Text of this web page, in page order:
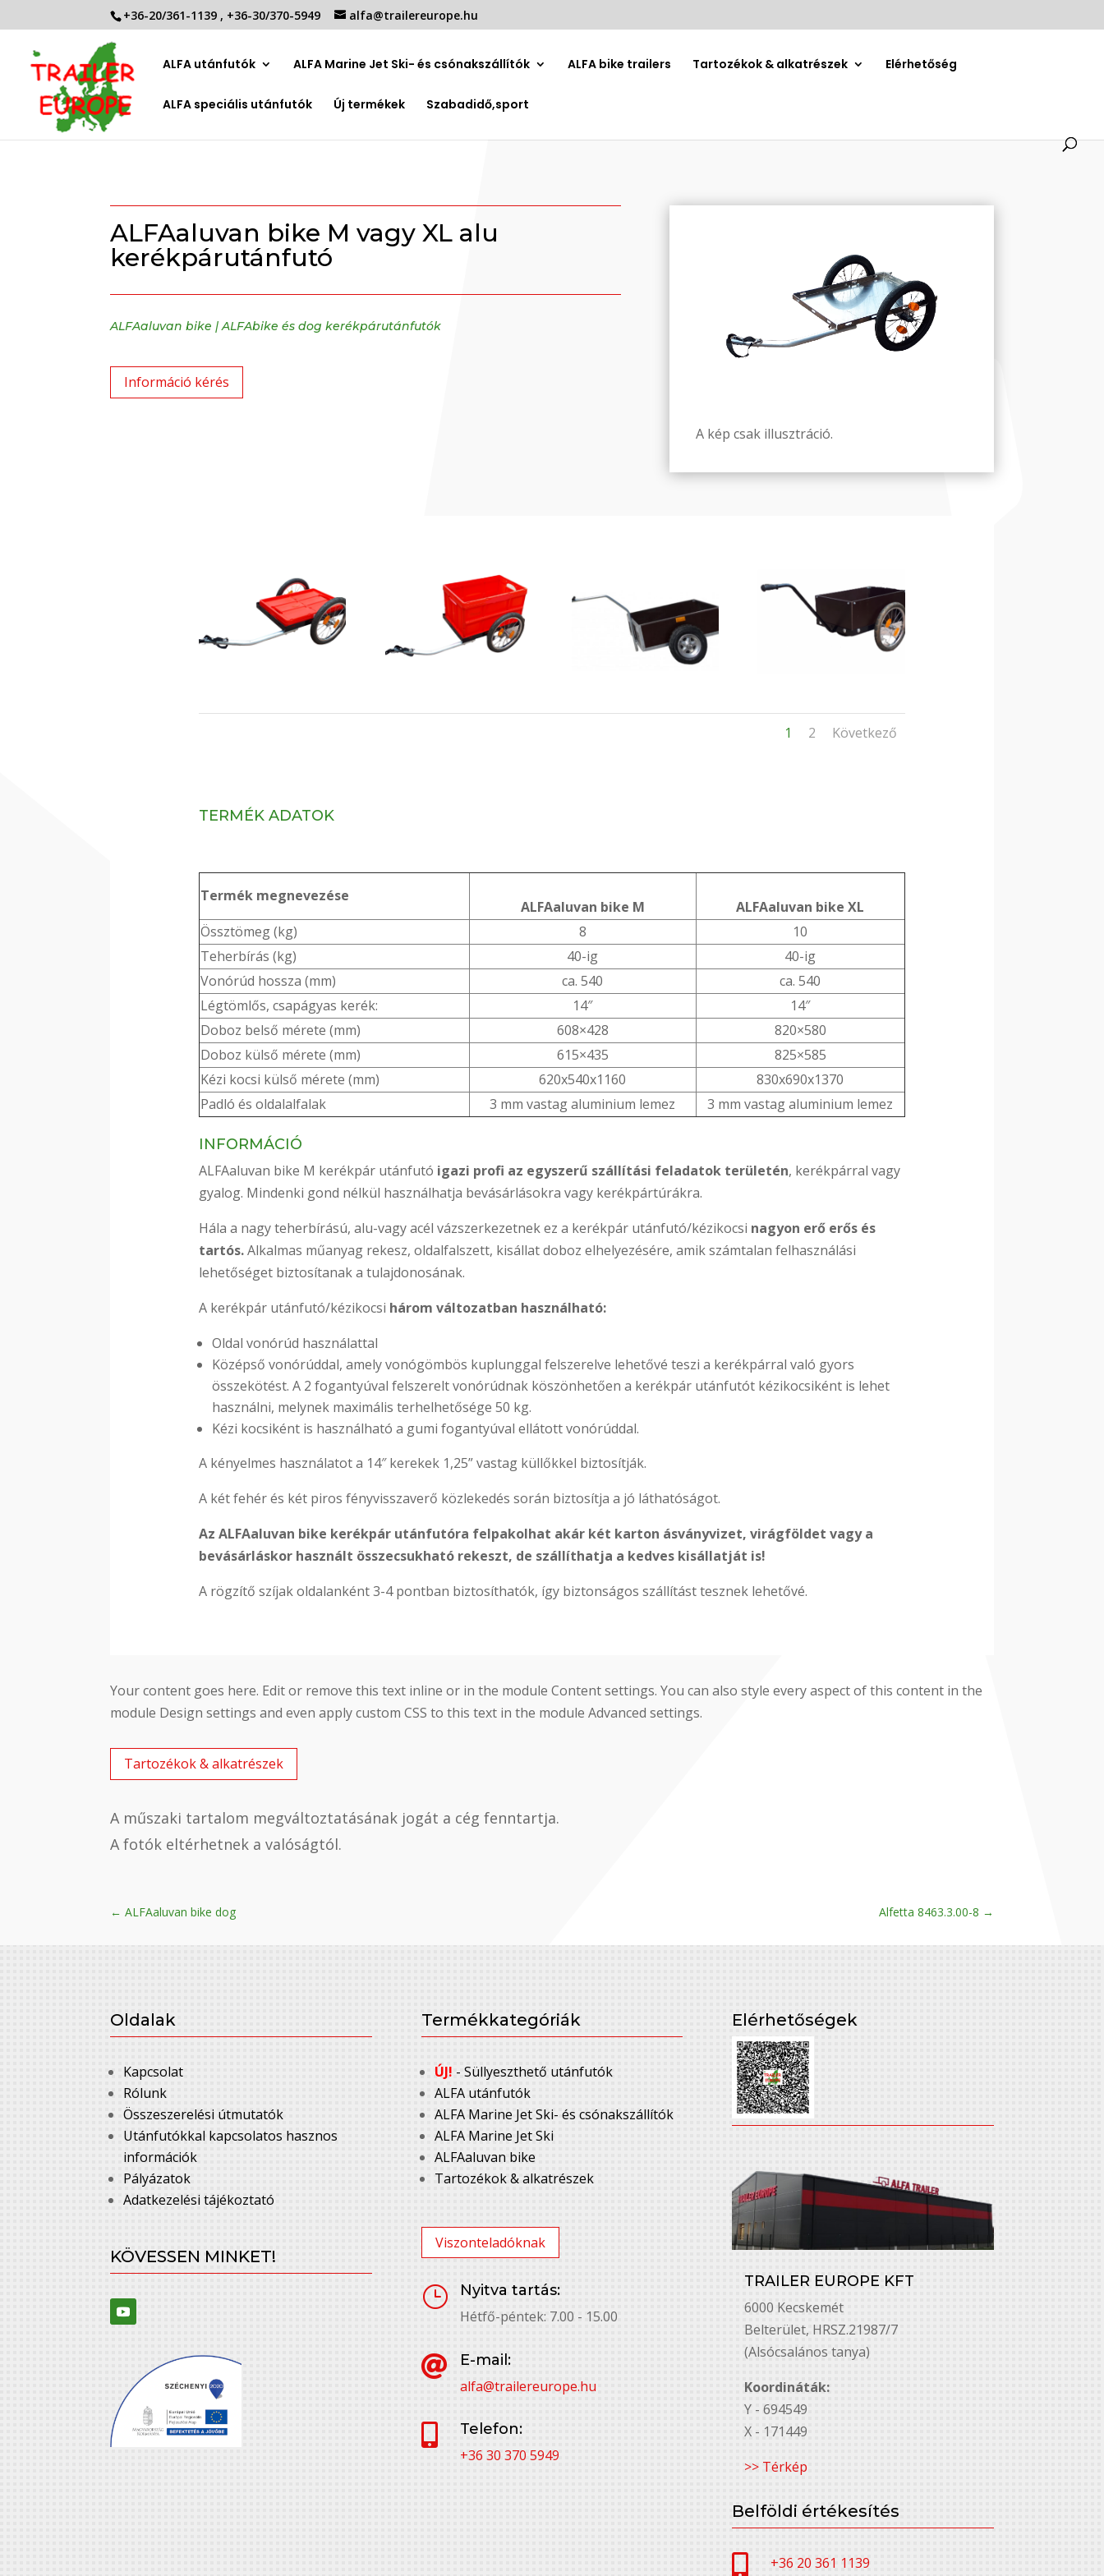
+36-20/361-1139 , +36-30/370-5949 alfa@trailereurope.hu
ALFA utánfutók ALFA Marine Jet Ski- és csónakszállítók ALFA bike trailers Tartozékok & alkatrészek Elérhetőség
ALFA speciális utánfutók Új termékek Szabadidő,sport
ALFAaluvan bike M vagy XL alu
kerékpárutánfutó
ALFAaluvan bike |ALFAbike és dog kerékpárutánfutók
Információ kérés
A kép csak illusztráció.
1 2 Következő
TERMÉK ADATOK
Termék megnevezése
ALFAaluvan bike M
ALFAaluvan bike XL
Össztömeg (kg)
8
10
Teherbírás (kg)
40-ig
40-ig
Vonórúd hossza (mm)
ca. 540
ca. 540
Légtömlős, csapágyas kerék:
14″
14″
Doboz belső mérete (mm)
608×428
820×580
Doboz külső mérete (mm)
615×435
825×585
Kézi kocsi külső mérete (mm)
620x540x1160
830x690x1370
Padló és oldalalfalak
3 mm vastag aluminium lemez 3 mm vastag aluminium lemez
INFORMÁCIÓ
ALFAaluvan bike M kerékpár utánfutó igazi profi az egyszerű szállítási feladatok területén, kerékpárral vagy
gyalog. Mindenki gond nélkül használhatja bevásárlásokra vagy kerékpártúrákra.
Hála a nagy teherbírású, alu-vagy acél vázszerkezetnek ez a kerékpár utánfutó/kézikocsi nagyon erő erős és
tartós.Alkalmas műanyag rekesz, oldalfalszett, kisállat doboz elhelyezésére, amik számtalan felhasználási
lehetőséget biztosítanak a tulajdonosának.
A kerékpár utánfutó/kézikocsi három változatban használható:
Oldal vonórúd használattal
Középső vonórúddal, amely vonógömbös kuplunggal felszerelve lehetővé teszi a kerékpárral való gyors
összekötést. A 2 fogantyúval felszerelt vonórúdnak köszönhetően a kerékpár utánfutót kézikocsiként is lehet
használni, melynek maximális terhelhetősége 50 kg.
Kézi kocsiként is használható a gumi fogantyúval ellátott vonórúddal.
A kényelmes használatot a 14″ kerekek 1,25” vastag küllőkkel biztosítják.
A két fehér és két piros fényvisszaverő közlekedés során biztosítja a jó láthatóságot.
Az ALFAaluvan bike kerékpár utánfutóra felpakolhat akár két karton ásványvizet, virágföldet vagy a
bevásárláskor használt összecsukható rekeszt, de szállíthatja a kedves kisállatját is!
A rögzítő szíjak oldalanként 3-4 pontban biztosíthatók, így biztonságos szállítást tesznek lehetővé.
Your content goes here. Edit or remove this text inline or in the module Content settings. You can also style every aspect of this content in the
module Design settings and even apply custom CSS to this text in the module Advanced settings.
Tartozékok & alkatrészek
A műszaki tartalom megváltoztatásának jogát a cég fenntartja.
A fotók eltérhetnek a valóságtól.
←ALFAaluvan bike dog Alfetta 8463.3.00-8 →
Oldalak
Kapcsolat
Rólunk
Összeszerelési útmutatók
Utánfutókkal kapcsolatos hasznos
információk
Pályázatok
Adatkezelési tájékoztató
KÖVESSEN MINKET!
Termékkategóriák
ÚJ! - Süllyeszthető utánfutók
ALFA utánfutók
ALFA Marine Jet Ski- és csónakszállítók
ALFA Marine Jet Ski
ALFAaluvan bike
Tartozékok & alkatrészek
Viszonteladóknak
}
Nyitva tartás:
Hétfő-péntek: 7.00 - 15.00

E-mail:
alfa@trailereurope.hu

Telefon:
+36 30 370 5949
Elérhetőségek
TRAILER EUROPE KFT
6000 Kecskemét
Belterület, HRSZ.21987/7
(Alsócsalános tanya)
Koordináták:
Y - 694549
X - 171449
>> Térkép
Belföldi értékesítés
 +36 20 361 1139